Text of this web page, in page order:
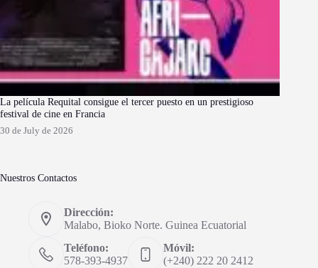
La película Requital consigue el tercer puesto en un prestigioso
festival de cine en Francia
30 de July de 2026
Nuestros Contactos
Dirección:
Malabo, Bioko Norte. Guinea Ecuatorial
Teléfono:
578-393-4937
Móvil:
(+240) 222 20 2412